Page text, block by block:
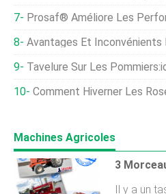
Prosaf® Améliore Les Performances De Croissance Des
Avantages Et Inconvénients De La Diversification
Tavelure Sur Les Pommiers:identification Et
Comment Hiverner Les
Machines Agricoles
Il y a un